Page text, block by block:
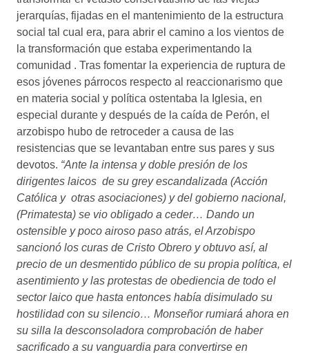
jerarquías, fijadas en el mantenimiento de la estructura
social tal cual era, para abrir el camino a los vientos de
la transformación que estaba experimentando la
comunidad . Tras fomentar la experiencia de ruptura de
esos jóvenes párrocos respecto al reaccionarismo que
en materia social y política ostentaba la Iglesia, en
especial durante y después de la caída de Perón, el
arzobispo hubo de retroceder a causa de las
resistencias que se levantaban entre sus pares y sus
devotos. “Ante la intensa y doble presión de los
dirigentes laicos de su grey escandalizada (Acción
Católica y otras asociaciones) y del gobierno nacional,
(Primatesta) se vio obligado a ceder… Dando un
ostensible y poco airoso paso atrás, el Arzobispo
sancionó los curas de Cristo Obrero y obtuvo así, al
precio de un desmentido público de su propia política, el
asentimiento y las protestas de obediencia de todo el
sector laico que hasta entonces había disimulado su
hostilidad con su silencio… Monseñor rumiará ahora en
su silla la desconsoladora comprobación de haber
sacrificado a su vanguardia para convertirse en